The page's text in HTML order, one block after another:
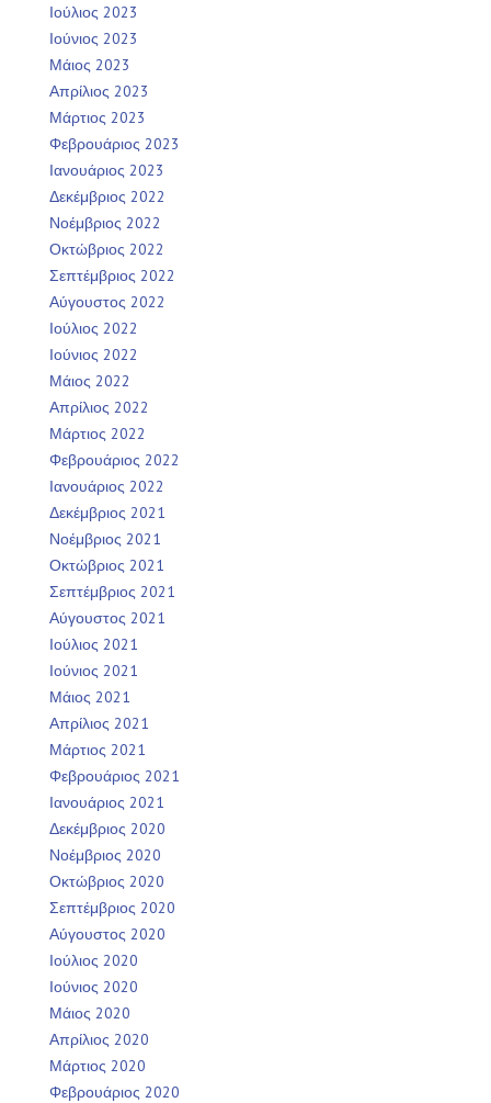
Ιούλιος 2023
Ιούνιος 2023
Μάιος 2023
Απρίλιος 2023
Μάρτιος 2023
Φεβρουάριος 2023
Ιανουάριος 2023
Δεκέμβριος 2022
Νοέμβριος 2022
Οκτώβριος 2022
Σεπτέμβριος 2022
Αύγουστος 2022
Ιούλιος 2022
Ιούνιος 2022
Μάιος 2022
Απρίλιος 2022
Μάρτιος 2022
Φεβρουάριος 2022
Ιανουάριος 2022
Δεκέμβριος 2021
Νοέμβριος 2021
Οκτώβριος 2021
Σεπτέμβριος 2021
Αύγουστος 2021
Ιούλιος 2021
Ιούνιος 2021
Μάιος 2021
Απρίλιος 2021
Μάρτιος 2021
Φεβρουάριος 2021
Ιανουάριος 2021
Δεκέμβριος 2020
Νοέμβριος 2020
Οκτώβριος 2020
Σεπτέμβριος 2020
Αύγουστος 2020
Ιούλιος 2020
Ιούνιος 2020
Μάιος 2020
Απρίλιος 2020
Μάρτιος 2020
Φεβρουάριος 2020